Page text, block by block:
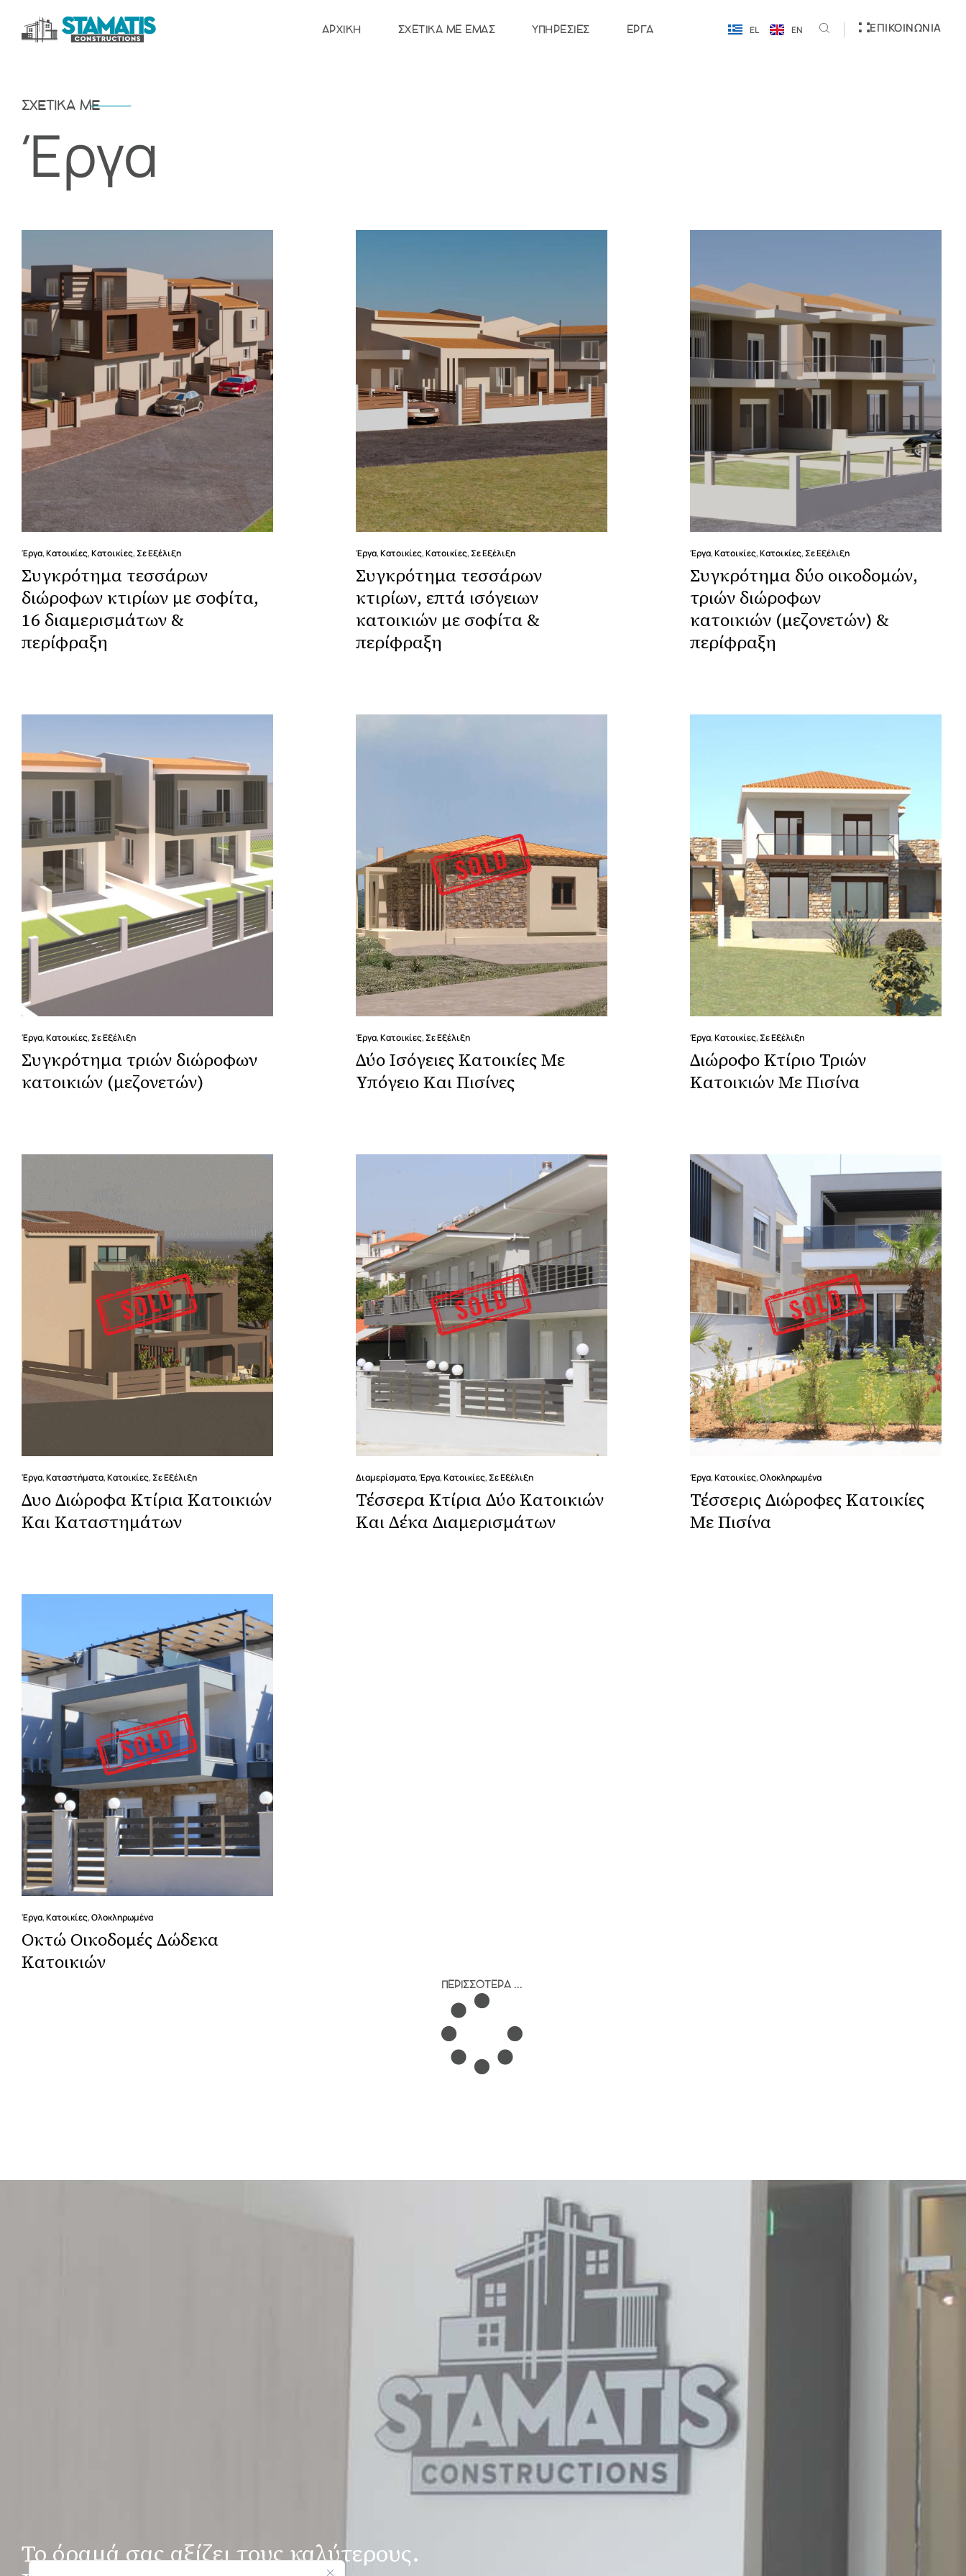
ΑΡΧΙΚΉ ΣΧΕΤΙΚΆ ΜΕ ΕΜΆΣ ΥΠΗΡΕΣΊΕΣ ΈΡΓΑ EL EN ΕΠΙΚΟΙΝΩΝΊΑ
ΣΧΕΤΙΚΆ ΜΕ
Έργα
Έργα,Κατοικίες,Κατοικίες,Σε Εξέλιξη
Συγκρότημα τεσσάρων
διώροφων κτιρίων με σοφίτα,
16 διαμερισμάτων &
περίφραξη
Έργα,Κατοικίες,Κατοικίες,Σε Εξέλιξη
Συγκρότημα τεσσάρων
κτιρίων, επτά ισόγειων
κατοικιών με σοφίτα &
περίφραξη
Έργα,Κατοικίες,Κατοικίες,Σε Εξέλιξη
Συγκρότημα δύο οικοδομών,
τριών διώροφων
κατοικιών (μεζονετών) &
περίφραξη
Έργα,Κατοικίες,Σε Εξέλιξη
Συγκρότημα τριών διώροφων
κατοικιών (μεζονετών)
Έργα,Κατοικίες,Σε Εξέλιξη
Δύο Ισόγειες Κατοικίες Με
Υπόγειο Και Πισίνες
Έργα,Κατοικίες,Σε Εξέλιξη
Διώροφο Κτίριο Τριών
Κατοικιών Με Πισίνα
Έργα,Καταστήματα,Κατοικίες,Σε Εξέλιξη
Δυο Διώροφα Κτίρια Κατοικιών
Και Καταστημάτων
Διαμερίσματα,Έργα,Κατοικίες,Σε Εξέλιξη
Τέσσερα Κτίρια Δύο Κατοικιών
Και Δέκα Διαμερισμάτων
Έργα,Κατοικίες,Ολοκληρωμένα
Τέσσερις Διώροφες Κατοικίες
Με Πισίνα
Έργα,Κατοικίες,Ολοκληρωμένα
Οκτώ Οικοδομές Δώδεκα
Κατοικιών
ΠΕΡΙΣΣΌΤΕΡΑ ...
Το όραμά σας αξίζει τους καλύτερους.